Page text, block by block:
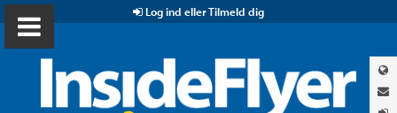
Log ind eller Tilmeld dig